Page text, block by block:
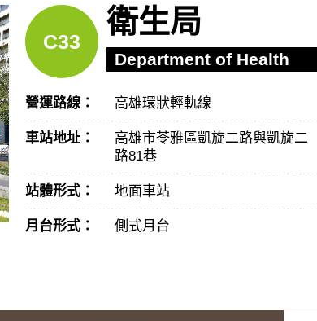
C33
衛生局
Department of Health
營運路線： 高雄環狀輕軌線
車站地址：
高雄市苓雅區凱旋二路與凱旋二
路81巷
站體形式： 地面車站
月台形式： 側式月台